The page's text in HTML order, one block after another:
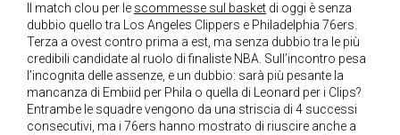
Il match clou per le scommesse sul basket di oggi è senza
dubbio quello tra Los Angeles Clippers e Philadelphia 76ers.
Terza a ovest contro prima a est, ma senza dubbio tra le più
credibili candidate al ruolo di finaliste NBA. Sull’incontro pesa
l’incognita delle assenze, e un dubbio: sarà più pesante la
mancanza di Embiid per Phila o quella di Leonard per i Clips?
Entrambe le squadre vengono da una striscia di 4 successi
consecutivi, ma i 76ers hanno mostrato di riuscire anche a